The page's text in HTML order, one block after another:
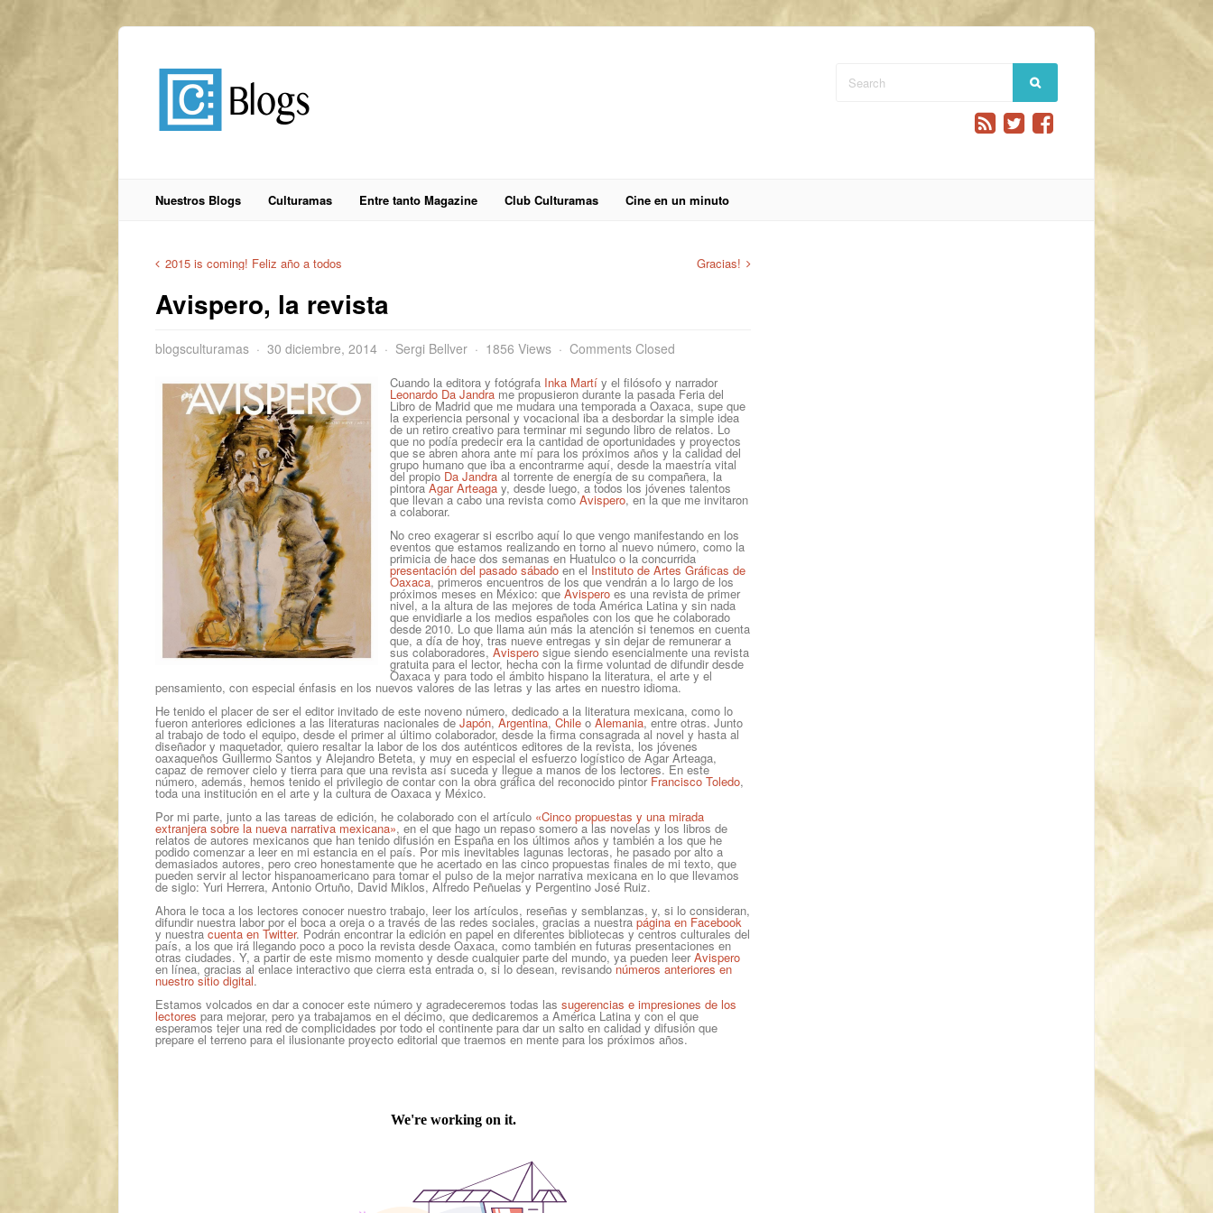
Nuestros Blogs Culturamas Entre tanto Magazine Club Culturamas Cine en un minuto
2015 is coming! Feliz año a todos Gracias!
Avispero, la revista
blogsculturamas 30 diciembre, 2014 Sergi Bellver 1856 Views Comments Closed
Cuando la editora y fotógrafa Inka Martí y el filósofo y narrador
Leonardo Da Jandra me propusieron durante la pasada Feria del
Libro de Madrid que me mudara una temporada a Oaxaca, supe que
la experiencia personal y vocacional iba a desbordar la simple idea
de un retiro creativo para terminar mi segundo libro de relatos. Lo
que no podía predecir era la cantidad de oportunidades y proyectos
que se abren ahora ante mí para los próximos años y la calidad del
grupo humano que iba a encontrarme aquí, desde la maestría vital
del propio Da Jandra al torrente de energía de su compañera, la
pintoraAgar Arteaga y, desde luego, a todos los jóvenes talentos
que llevan a cabo una revista comoAvispero, en la que me invitaron
a colaborar.
No creo exagerar si escribo aquí lo que vengo manifestando en los
eventos que estamos realizando en torno al nuevo número, como la
primicia de hace dos semanas en Huatulco o la concurrida
presentación del pasado sábado en el Instituto de Artes Gráficas de
Oaxaca, primeros encuentros de los que vendrán a lo largo de los
próximos meses en México: que Avispero es una revista de primer
nivel, a la altura de las mejores de toda América Latina y sin nada
que envidiarle a los medios españoles con los que he colaborado
desde 2010. Lo que llama aún más la atención si tenemos en cuenta
que, a día de hoy, tras nueve entregas y sin dejar de remunerar a
sus colaboradores, Avispero sigue siendo esencialmente una revista
gratuita para el lector, hecha con la firme voluntad de difundir desde
Oaxaca y para todo el ámbito hispano la literatura, el arte y el
pensamiento, con especial énfasis en los nuevos valores de las letras y las artes en nuestro idioma.
He tenido el placer de ser el editor invitado de este noveno número, dedicado a la literatura mexicana, como lo
fueron anteriores ediciones a las literaturas nacionales de Japón, Argentina, Chile o Alemania, entre otras. Junto
al trabajo de todo el equipo, desde el primer al último colaborador, desde la firma consagrada al novel y hasta al
diseñador y maquetador, quiero resaltar la labor de los dos auténticos editores de la revista, los jóvenes
oaxaqueños Guillermo Santos y Alejandro Beteta, y muy en especial el esfuerzo logístico de Agar Arteaga,
capaz de remover cielo y tierra para que una revista así suceda y llegue a manos de los lectores. En este
número, además, hemos tenido el privilegio de contar con la obra gráfica del reconocido pintor Francisco Toledo,
toda una institución en el arte y la cultura de Oaxaca y México.
Por mi parte, junto a las tareas de edición, he colaborado con el artículo «Cinco propuestas y una mirada
extranjera sobre la nueva narrativa mexicana», en el que hago un repaso somero a las novelas y los libros de
relatos de autores mexicanos que han tenido difusión en España en los últimos años y también a los que he
podido comenzar a leer en mi estancia en el país. Por mis inevitables lagunas lectoras, he pasado por alto a
demasiados autores, pero creo honestamente que he acertado en las cinco propuestas finales de mi texto, que
pueden servir al lector hispanoamericano para tomar el pulso de la mejor narrativa mexicana en lo que llevamos
de siglo: Yuri Herrera, Antonio Ortuño, David Miklos, Alfredo Peñuelas y Pergentino José Ruiz.
Ahora le toca a los lectores conocer nuestro trabajo, leer los artículos, reseñas y semblanzas, y, si lo consideran,
difundir nuestra labor por el boca a oreja o a través de las redes sociales, gracias a nuestra página en Facebook
y nuestra cuenta en Twitter. Podrán encontrar la edición en papel en diferentes bibliotecas y centros culturales del
país, a los que irá llegando poco a poco la revista desde Oaxaca, como también en futuras presentaciones en
otras ciudades. Y, a partir de este mismo momento y desde cualquier parte del mundo, ya pueden leerAvispero
en línea, gracias al enlace interactivo que cierra esta entrada o, si lo desean, revisandonúmeros anteriores en
nuestro sitio digital.
Estamos volcados en dar a conocer este número y agradeceremos todas las sugerencias e impresiones de los
lectores para mejorar, pero ya trabajamos en el décimo, que dedicaremos a América Latina y con el que
esperamos tejer una red de complicidades por todo el continente para dar un salto en calidad y difusión que
prepare el terreno para el ilusionante proyecto editorial que traemos en mente para los próximos años.